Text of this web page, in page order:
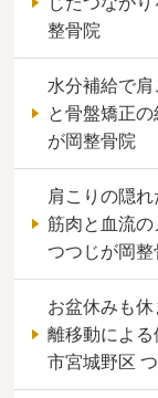
整骨院
水分補給で
と骨盤矯正
が岡整骨院
肩こりの隠れ
筋肉と血流
つつじが岡整
お盆休みも
離移動によ
市宮城野区